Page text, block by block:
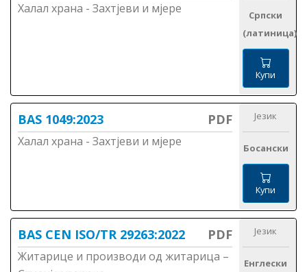
Халал храна - Захтјеви и мјере
Српски
(латиница)
Купи
BAS 1049:2023 PDF
Халал храна - Захтјеви и мјере
Језик
Босански
Купи
BAS CEN ISO/TR 29263:2022 PDF
Житарице и производи од житарица –
Језик
Енглески